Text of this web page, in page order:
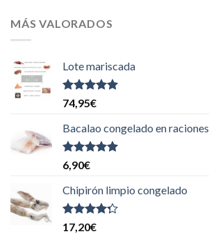
MÁS VALORADOS
Lote mariscada
Valorado
con
5
74,95€
Bacalao congelado en raciones
Valorado
con
5
6,90€
Chipirón limpio congelado
Valorado
17,20€